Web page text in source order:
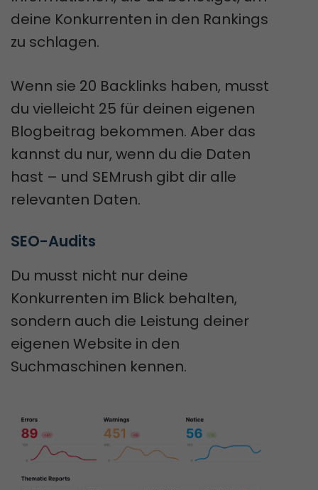
deine Konkurrenten in den Rankings
zu schlagen.
Wenn sie 20 Backlinks haben, musst
du vielleicht 25 für deinen eigenen
Blogbeitrag bekommen. Aber das
kannst du nur, wenn du die Daten
hast – und SEMrush gibt dir alle
relevanten Daten.
SEO-Audits
Du musst nicht nur deine
Konkurrenten im Blick behalten,
sondern auch die Leistung deiner
eigenen Website in den
Suchmaschinen kennen.